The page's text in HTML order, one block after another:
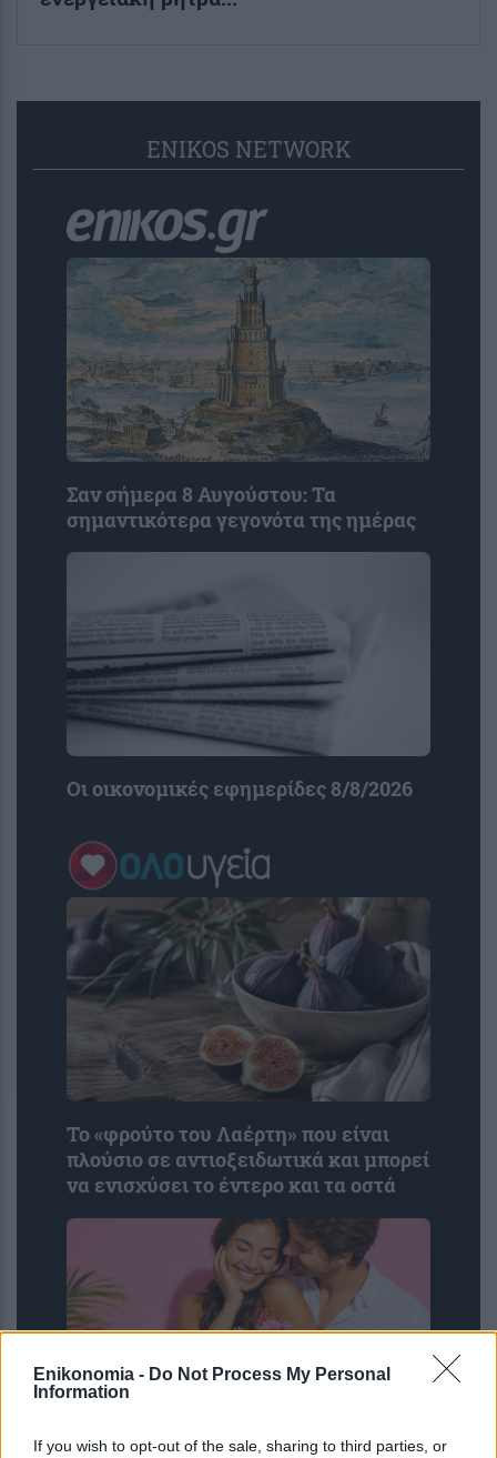
Enikonomia - Do Not Process My Personal
Information
If you wish to opt-out of the sale, sharing to third parties, or
ENIKOS NETWORK
Σαν σήμερα 8 Αυγούστου: Τα
σημαντικότερα γεγονότα της ημέρας
Οι οικονομικές εφημερίδες 8/8/2026
Το «φρούτο του Λαέρτη» που είναι
πλούσιο σε αντιοξειδωτικά και μπορεί
να ενισχύσει το έντερο και τα οστά